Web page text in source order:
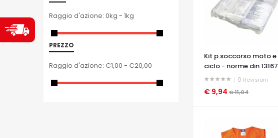
Raggio d'azione: 0kg - 1kg
PREZZO
Raggio d'azione: €1,00 - €20,00
Kit p.soccorso moto e
ciclo - norme din 13167
0 Revisioni
€ 9,94 € 11,04